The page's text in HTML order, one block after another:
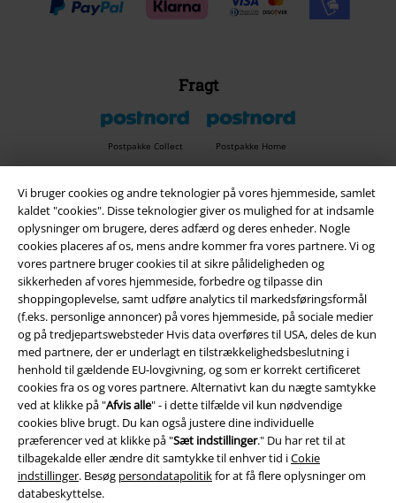
Vi bruger cookies og andre teknologier på vores hjemmeside, samlet
kaldet "cookies". Disse teknologier giver os mulighed for at indsamle
oplysninger om brugere, deres adfærd og deres enheder. Nogle
cookies placeres af os, mens andre kommer fra vores partnere. Vi og
vores partnere bruger cookies til at sikre pålideligheden og
sikkerheden af ​​vores hjemmeside, forbedre og tilpasse din
shoppingoplevelse, samt udføre analytics til markedsføringsformål
(f.eks. personlige annoncer) på vores hjemmeside, på sociale medier
og på tredjepartswebsteder Hvis data overføres til USA, deles de kun
med partnere, der er underlagt en tilstrækkelighedsbeslutning i
henhold til gældende EU-lovgivning, og som er korrekt certificeret
cookies fra os og vores partnere. Alternativt kan du nægte samtykke
ved at klikke på "Afvis alle" - i dette tilfælde vil kun nødvendige
cookies blive brugt. Du kan også justere dine individuelle
præferencer ved at klikke på "Sæt indstillinger." Du har ret til at
tilbagekalde eller ændre dit samtykke til enhver tid iCokie
indstillinger. Besøg persondatapolitikfor at få flere oplysninger om
databeskyttelse.
Fragt
Postpakke Collect Postpakke Home
EMP app
Download den nye EMP app gratis og få glæde af alle forbedringerne
og fordelene!
A Warner Music Group Company